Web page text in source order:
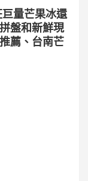
量芒果冰還
盤和新鮮現
薦、台南芒